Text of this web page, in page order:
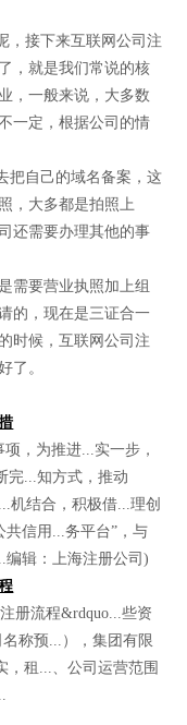
接下来互联网公司注
，就是我们常说的核
，一般来说，大多数
一定，根据公司的情
自己的域名备案，这
，大多都是拍照上
还需要办理其他的事
要营业执照加上组
的，现在是三证合一
时候，互联网公司注
了。
，为推进...实一步，
完...知方式，推动
机结合，积极借...理创
共信用...务平台”，与
编辑：上海注册公司)
册流程&rdquo...些资
称预...），集团有限
，租...、公司运营范围